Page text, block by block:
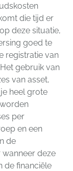
die tijd er
deze situatie,
goed te
registratie van
gebruik van
van asset,
heel grote
per
en een
de
deze
de financiële